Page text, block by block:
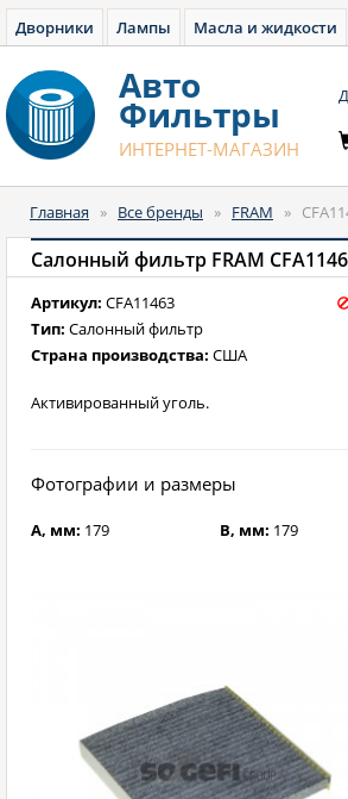
Дворники Лампы Масла и жидкости
Авто
Фильтры
ИНТЕРНЕТ-МАГАЗИН
Главная » Все бренды » FRAM »
Салонный фильтр FRAM
Артикул: CFA11463
Тип: Салонный фильтр
Страна производства: США
Активированный уголь.
Фотографии и размеры
A, мм: 179 B, мм: 179